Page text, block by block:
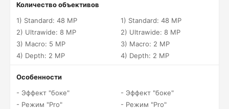
Количество объективов
1) Standard: 48 MP
2) Ultrawide: 8 MP
3) Macro: 5 MP
4) Depth: 2 MP
1) Standard: 48 MP
2) Ultrawide: 8 MP
3) Macro: 2 MP
4) Depth: 2 MP
Особенности
- Эффект "боке"
- Режим "Pro"
- Эффект "боке"
- Режим "Pro"